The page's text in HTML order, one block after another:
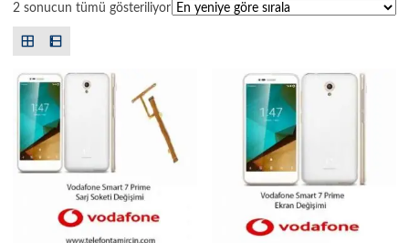
2 sonucun tümü gösteriliyorEn yeniye göre sıralandı